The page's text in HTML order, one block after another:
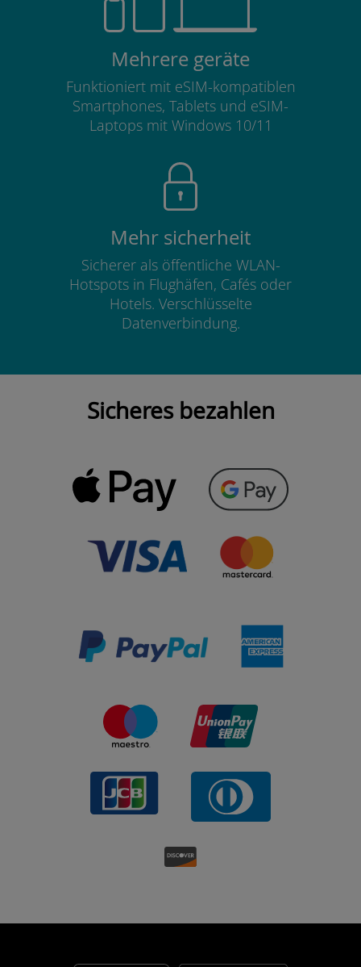
Mehrere geräte
Funktioniert mit eSIM-kompatiblen
Smartphones, Tablets und eSIM-
Laptops mit Windows 10/11
Mehr sicherheit
Sicherer als öffentliche WLAN-
Hotspots in Flughäfen, Cafés oder
Hotels. Verschlüsselte
Datenverbindung.
Sicheres bezahlen